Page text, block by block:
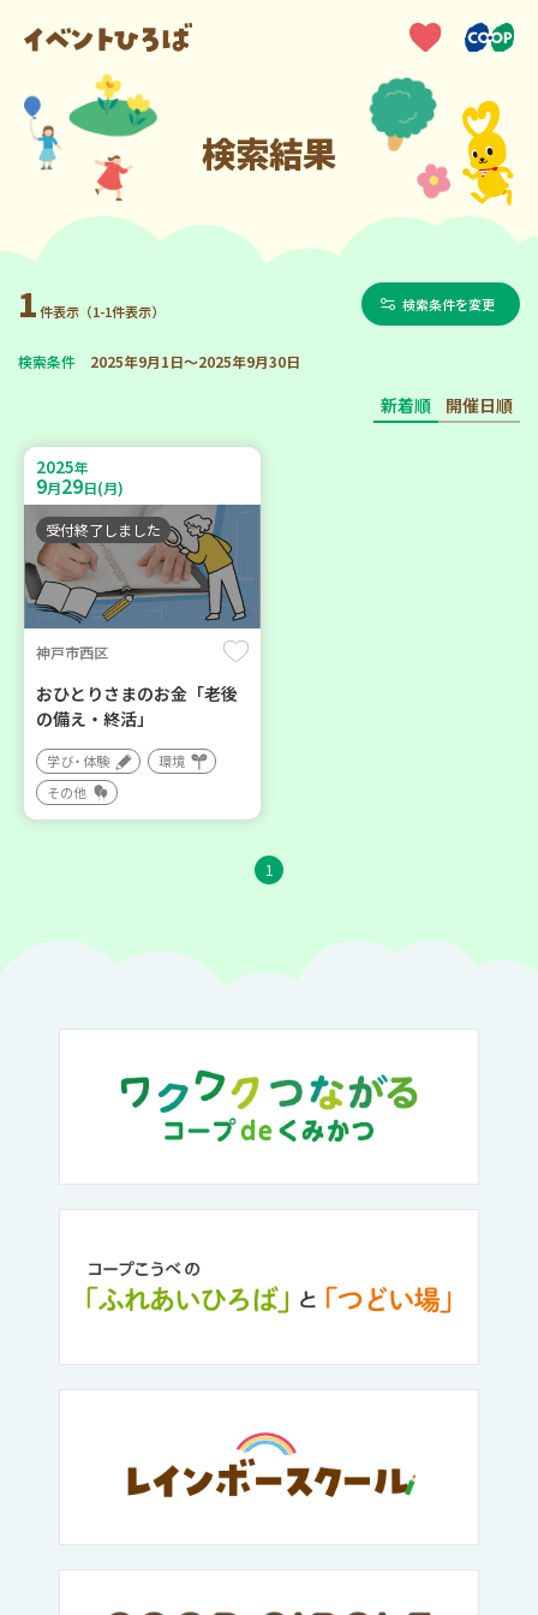
検索結果
1件表示（1-1件表示） 検索条件を変更
検索条件 2025年9月1日～2025年9月30日
新着順 開催日順
2025年
9月29日(月)
受付終了しました
神戸市西区
おひとりさまのお金「老後
の備え・終活」
学び・体験
環境
その他
1